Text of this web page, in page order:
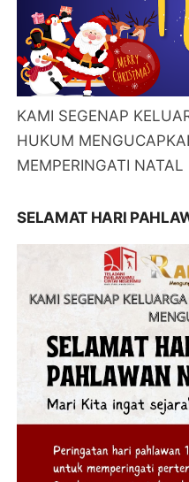
KAMI SEGENAP
HUKUM
MEMPERINGATI
SELAMAT HARI